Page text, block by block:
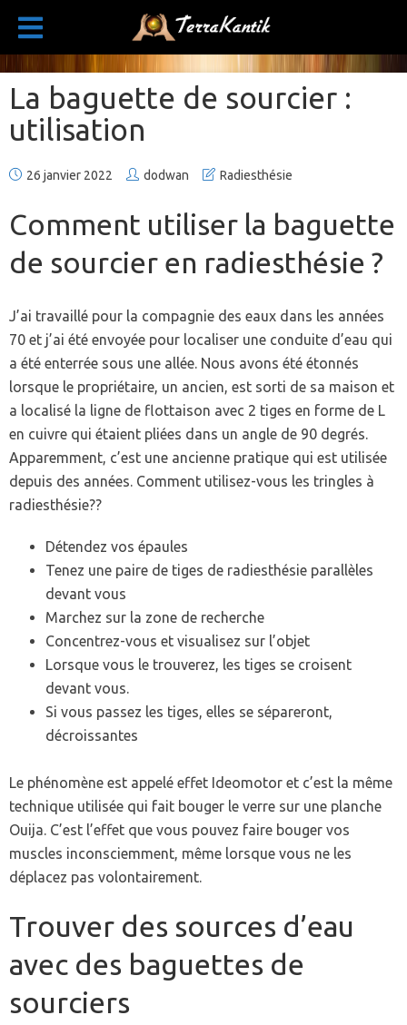
La baguette de sourcier :
utilisation
26 janvier 2022 dodwan Radiesthésie
Comment utiliser la baguette
de sourcier en radiesthésie ?
J’ai travaillé pour la compagnie des eaux dans les années
70 et j’ai été envoyée pour localiser une conduite d’eau qui
a été enterrée sous une allée. Nous avons été étonnés
lorsque le propriétaire, un ancien, est sorti de sa maison et
a localisé la ligne de flottaison avec 2 tiges en forme de L
en cuivre qui étaient pliées dans un angle de 90 degrés.
Apparemment, c’est une ancienne pratique qui est utilisée
depuis des années. Comment utilisez-vous les tringles à
radiesthésie??
Détendez vos épaules
Tenez une paire de tiges de radiesthésie parallèles
devant vous
Marchez sur la zone de recherche
Concentrez-vous et visualisez sur l’objet
Lorsque vous le trouverez, les tiges se croisent
devant vous.
Si vous passez les tiges, elles se sépareront,
décroissantes
Le phénomène est appelé effet Ideomotor et c’est la même
technique utilisée qui fait bouger le verre sur une planche
Ouija. C’est l’effet que vous pouvez faire bouger vos
muscles inconsciemment, même lorsque vous ne les
déplacez pas volontairement.
Trouver des sources d’eau
avec des baguettes de
sourciers